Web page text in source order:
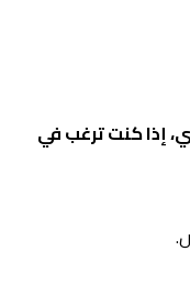
إذا كنت ترغب في